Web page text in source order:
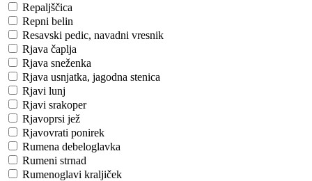
Repaljščica
Repni belin
Resavski pedic, navadni vresnik
Rjava čaplja
Rjava sneženka
Rjava usnjatka, jagodna stenica
Rjavi lunj
Rjavi srakoper
Rjavoprsi jež
Rjavovrati ponirek
Rumena debeloglavka
Rumeni strnad
Rumenoglavi kraljiček